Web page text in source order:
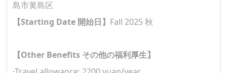
島市黄島区
【Starting Date 開始日 】 Fall 2025 秋
【Other Benefits その他の福利厚生 】